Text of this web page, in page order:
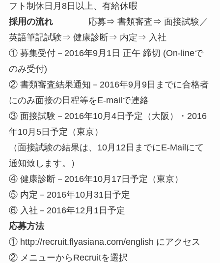
フト制休日月8日以上、有給休暇
採用の流れ 応募⇒ 書類審査⇒ 面接試験／
英語筆記試験⇒ 健康診断⇒ 内定⇒ 入社
① 募集受付－2016年9月1日 正午 締切 (On-lineで
のみ受付)
② 書類審査結果通知－2016年9月9日までに合格者
にのみ面接の日程等をE-mailで連絡
③ 面接試験－2016年10月4日予定（大阪）・2016
年10月5日予定（東京）
（面接試験の結果は、10月12日までにE-Mailにて
通知致します。）
④ 健康診断－2016年10月17日予定（東京）
⑤ 内定－2016年10月31日予定
⑥ 入社－2016年12月1日予定
応募方法
① http://recruit.flyasiana.com/english にアクセス
② メニューからRecruitを選択